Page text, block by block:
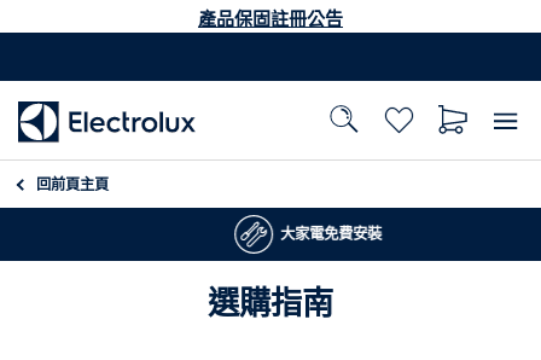
產品保固註冊公告
回前頁主頁
大家電免費安裝
選購指南